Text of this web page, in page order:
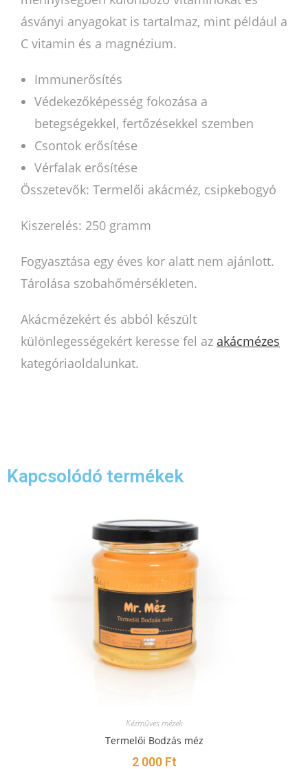
ásványi anyagokat is tartalmaz, mint például a
C vitamin és a magnézium.
Immunerősítés
Védekezőképesség fokozása a
betegségekkel, fertőzésekkel szemben
Csontok erősítése
Vérfalak erősítése
Összetevők: Termelői akácméz, csipkebogyó
Kiszerelés: 250 gramm
Fogyasztása egy éves kor alatt nem ajánlott.
Tárolása szobahőmérsékleten.
Akácmézekért és abból készült
különlegességekért keresse fel az akácmézes
kategóriaoldalunkat.
Kapcsolódó termékek
Kézműves mézek
Termelői Bodzás méz
2 000 Ft